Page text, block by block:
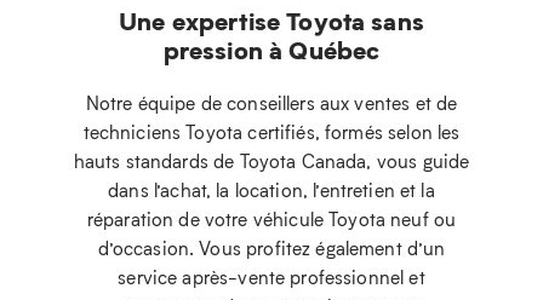
Une expertise Toyota sans
pression à Québec
Notre équipe de conseillers aux ventes et de
techniciens Toyota certifiés, formés selon les
hauts standards de Toyota Canada, vous guide
dans l’achat, la location, l’entretien et la
réparation de votre véhicule Toyota neuf ou
d’occasion. Vous profitez également d’un
service après-vente professionnel et